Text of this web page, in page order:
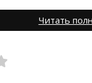
Читать